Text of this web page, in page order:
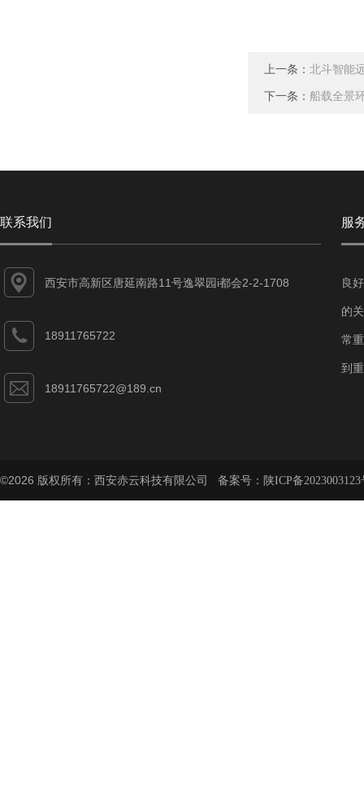
上一条： 北斗智能
下一条： 船载全景
联系我们
西安市高新区唐延南路11号逸翠园i都会2-2-1708
18911765722
18911765722@189.cn
服
良
的
常
到
©2026 版权所有：西安赤云科技有限公司 备案号： 陕ICP备